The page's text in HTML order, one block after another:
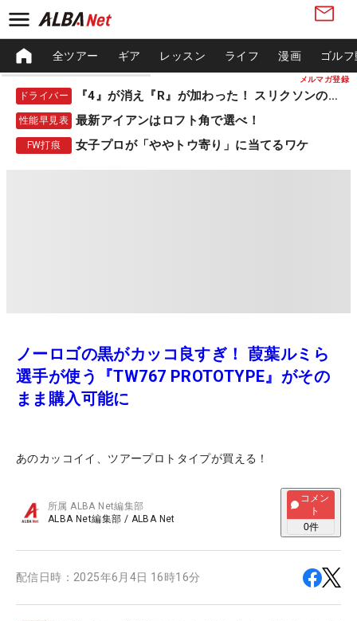
メルマガ登録
全ツアー ギア レッスン ライフ 漫画 ゴル
ドライバー 『4』が消え『R』が加わった！ スリクソンの新作
性能早見表 最新アイアンはロフト角で選べ！
FW打痕 女子プロが「ややトウ寄り」に当てるワケ
ノーロゴの黒がカッコ良すぎ！ 葭葉ルミら
選手が使う『TW767 PROTOTYPE』がその
まま購入可能に
あのカッコイイ、ツアープロトタイプが買える！
所属ALBA Net編集部
ALBA Net編集部 / ALBA Net
コメン
ト
0件
配信日時： 2025年6月4日 16時16分